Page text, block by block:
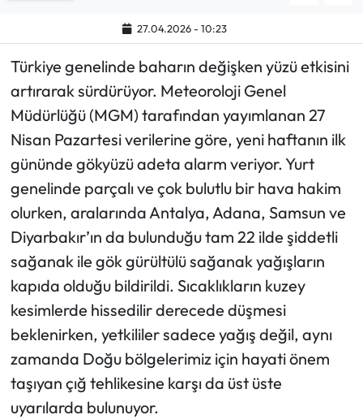
27.04.2026 - 10:23
Türkiye genelinde baharın değişken yüzü etkisini
artırarak sürdürüyor. Meteoroloji Genel
Müdürlüğü (MGM) tarafından yayımlanan 27
Nisan Pazartesi verilerine göre, yeni haftanın ilk
gününde gökyüzü adeta alarm veriyor. Yurt
genelinde parçalı ve çok bulutlu bir hava hakim
olurken, aralarında Antalya, Adana, Samsun ve
Diyarbakır’ın da bulunduğu tam 22 ilde şiddetli
sağanak ile gök gürültülü sağanak yağışların
kapıda olduğu bildirildi. Sıcaklıkların kuzey
kesimlerde hissedilir derecede düşmesi
beklenirken, yetkililer sadece yağış değil, aynı
zamanda Doğu bölgelerimiz için hayati önem
taşıyan çığ tehlikesine karşı da üst üste
uyarılarda bulunuyor.
ASTROLOJİ
Spor Yazıları
Mektup Galeri
Ekonomi
Sağlık
Teknoloji